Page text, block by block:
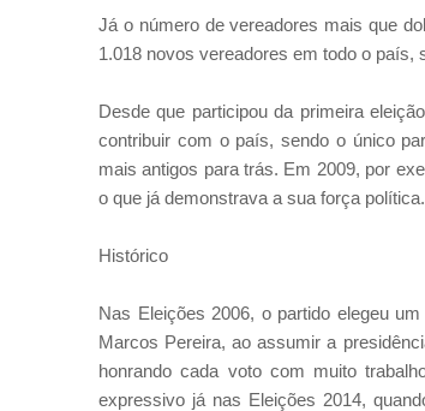
Já o número de vereadores mais que
1.018 novos vereadores em todo o país,
Desde que participou da primeira
contribuir com o país, sendo o único
mais antigos para trás. Em 2009, por
o que já demonstrava a sua força política.
Histórico
Nas Eleições 2006, o partido elegeu
Marcos Pereira, ao assumir a
honrando cada voto com muito
expressivo já nas Eleições 2014,